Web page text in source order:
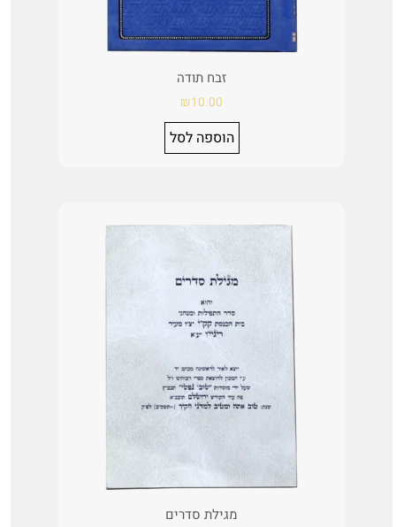
זבח תודה
₪10.00
הוספה לסל
מגילת סדרים